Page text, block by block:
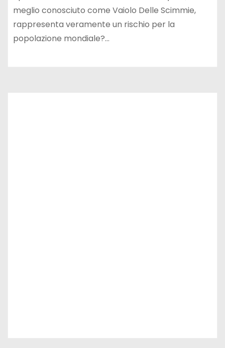
meglio conosciuto come Vaiolo Delle Scimmie,
rappresenta veramente un rischio per la
popolazione mondiale?…